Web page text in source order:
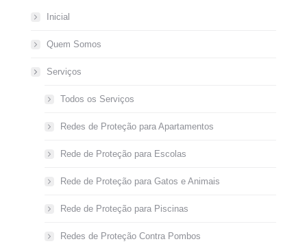
Inicial
Quem Somos
Serviços
Todos os Serviços
Redes de Proteção para Apartamentos
Rede de Proteção para Escolas
Rede de Proteção para Gatos e Animais
Rede de Proteção para Piscinas
Redes de Proteção Contra Pombos